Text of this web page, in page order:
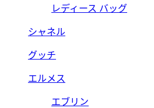
レディース バッグ
シャネル
グッチ
エルメス
エブリン